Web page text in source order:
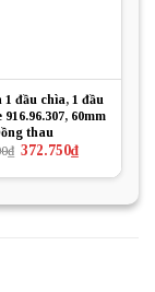
1 đầu chìa, 1 đầu
60mm
thau
₫ Giá
là:
372.750₫Giá
hiện
tại
372.750₫.